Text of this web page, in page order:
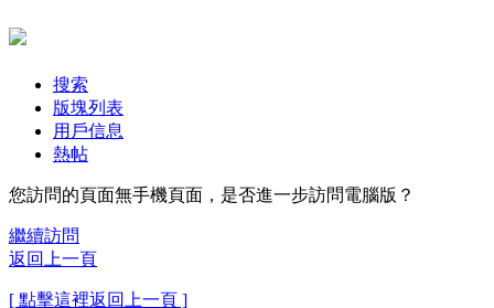
搜索
版塊列表
用戶信息
熱帖
您訪問的頁面無手機頁面，是否進一步訪問電腦版？
繼續訪問
返回上一頁
[ 點擊這裡返回上一頁 ]